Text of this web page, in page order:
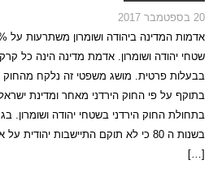
20 בספטמבר 2017
שטחי יהודה ושומרון. אדמת מדינה הינה כל
בבעלות פרטית. מושג משפטי זה נלקח מהחוק
בתוקף על פי החוק הירדני מאחר ומדינת
בתחולת החוק הירדני בשטחי יהודה ושומרון.
בשנות ה 80 כי לא תוקם התיישבות יהודית
[…]